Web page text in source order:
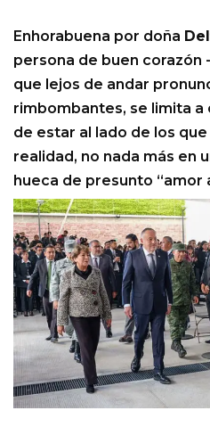
Enhorabuena por doña
persona de buen corazón
que lejos de andar
rimbombantes, se limita a
de estar al lado de los
realidad, no nada más en
hueca de presunto “amor